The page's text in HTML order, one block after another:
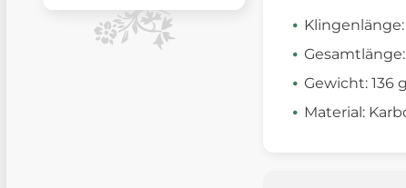
Klingenlänge:
Gewicht: 136 g
Material: